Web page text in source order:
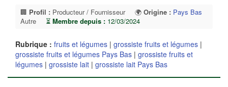
🏢 Profil : Producteur / Fournisseur 🌍 Origine : Pays Bas
Autre
⏳ Membre depuis : 12/03/2024
Rubrique : fruits et légumes | grossiste fruits et légumes |
grossiste fruits et légumes Pays Bas | grossiste fruits et
légumes | grossiste lait | grossiste lait Pays Bas